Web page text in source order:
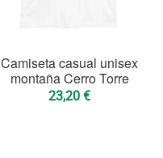
Camiseta casual unisex
montaña Cerro Torre
23,20 €